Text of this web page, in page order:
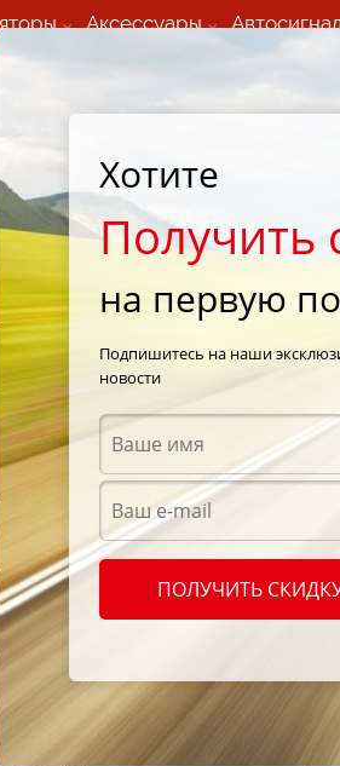
Аксессуары
Мобильный шиномонтаж 24/7
/ G-Force Winter BF Goodrich G-Force Winter
Хотите
Получить
на первую
Подпишитесь на наши
новости
ПОЛУЧИТЬ